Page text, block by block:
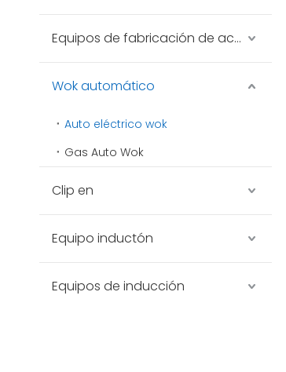
Equipos de fabricación de acero inoxidable
Wok automático
Auto eléctrico wok
Gas Auto Wok
Clip en
Equipo inductón
Equipos de inducción